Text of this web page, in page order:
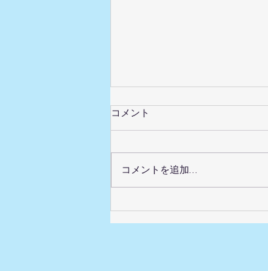
男性のテカリ・毛穴づまりに
ならではの肌悩みは、整えること
でやわらげられます。 肌表面が
コメント
コメントを追加…